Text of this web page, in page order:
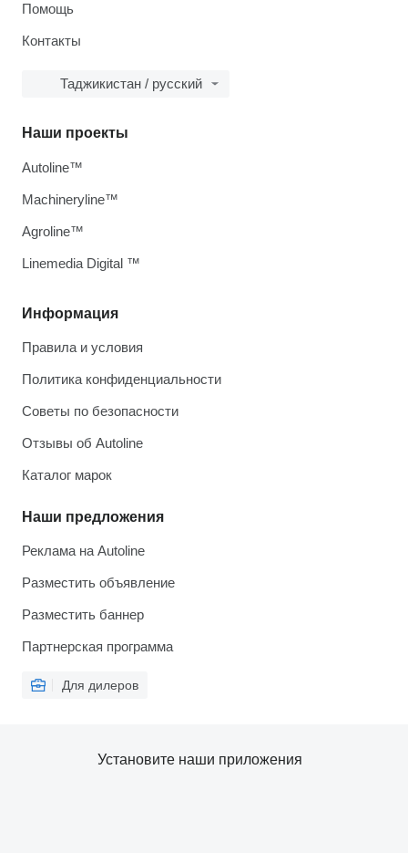
Помощь
Контакты
Таджикистан / русский
Информация
Правила и условия
Политика конфиденциальности
Советы по безопасности
Отзывы об Autoline
Каталог марок
Наши предложения
Реклама на Autoline
Разместить объявление
Разместить баннер
Партнерская программа
Для дилеров
Наши проекты
Autoline™
Machineryline™
Agroline™
Linemedia Digital ™
Установите наши приложения